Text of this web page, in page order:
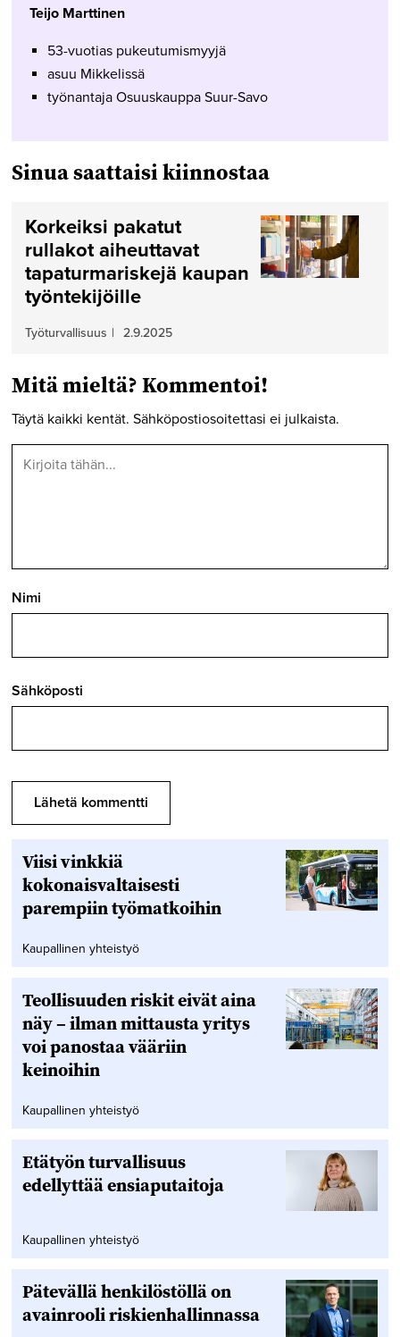
Teijo Marttinen
53-vuotias pukeutumismyyjä
asuu Mikkelissä
työnantaja Osuuskauppa Suur-Savo
Sinua saattaisi kiinnostaa
Korkeiksi pakatut
rullakot aiheuttavat
tapaturmariskejä kaupan
työntekijöille
Työturvallisuus | 2.9.2025
Mitä mieltä? Kommentoi!
Täytä kaikki kentät. Sähköpostiosoitettasi ei julkaista.
Nimi
Sähköposti
Viisi vinkkiä
kokonaisvaltaisesti
parempiin työmatkoihin
Kaupallinen yhteistyö
Teollisuuden riskit eivät aina
näy – ilman mittausta yritys
voi panostaa vääriin
keinoihin
Kaupallinen yhteistyö
Etätyön turvallisuus
edellyttää ensiaputaitoja
Kaupallinen yhteistyö
Pätevällä henkilöstöllä on
avainrooli riskienhallinnassa